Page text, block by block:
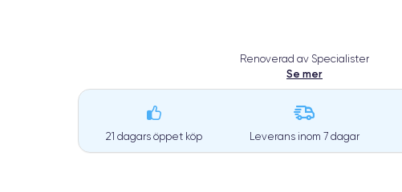
Renoverad av Specialister
Se mer
21 dagars öppet köp Leverans inom 7 dagar